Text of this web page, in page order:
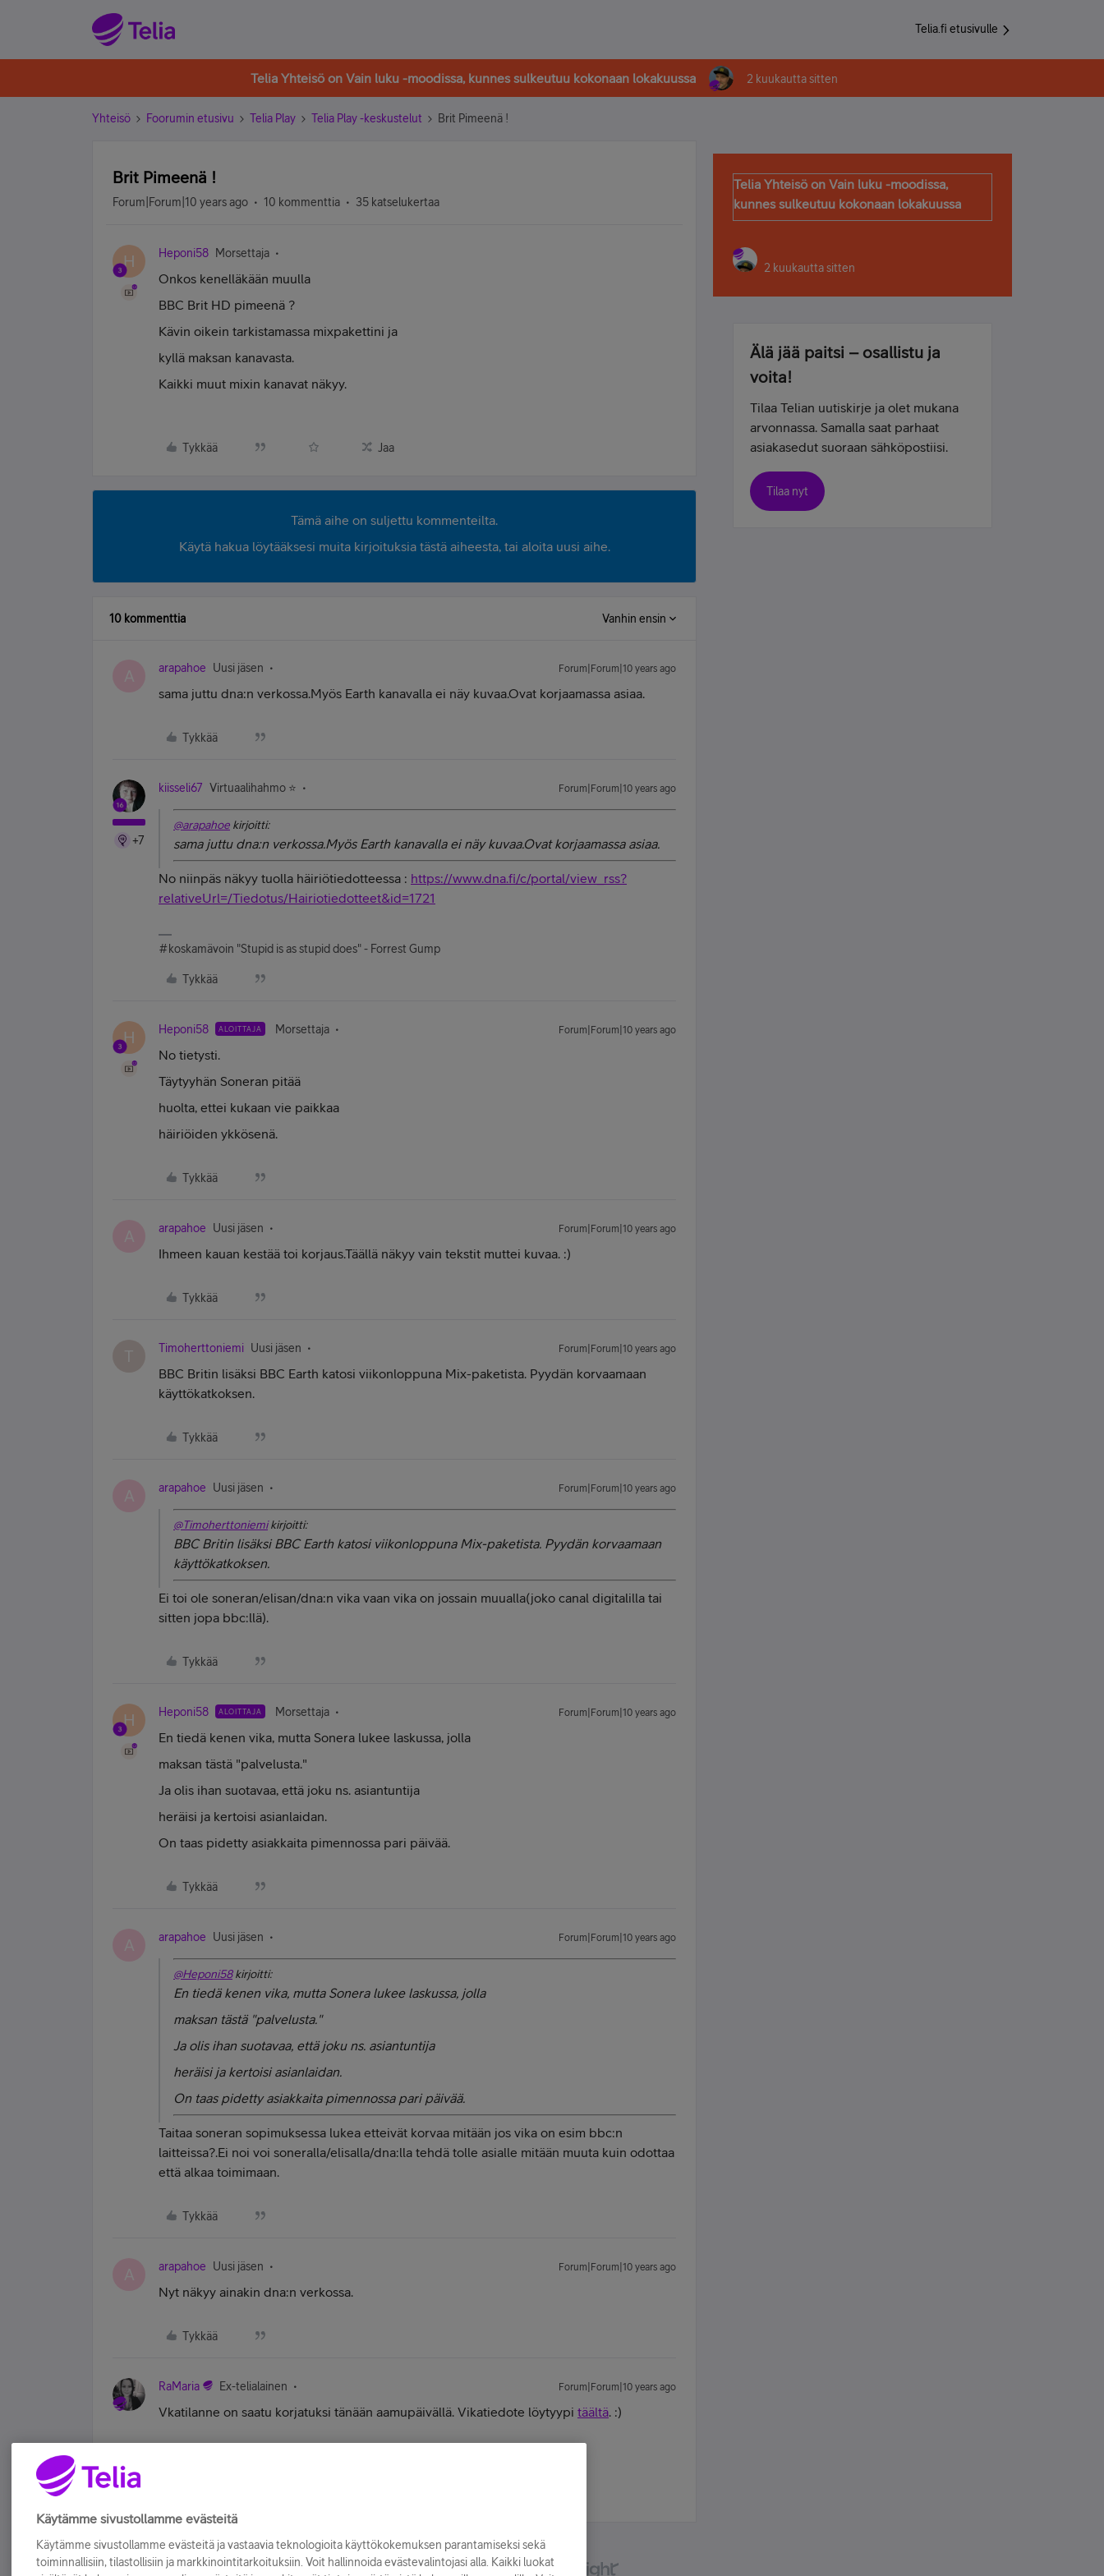
Telia.fi etusivulle
Telia Yhteisö on Vain luku -moodissa, kunnes sulkeutuu kokonaan lokakuussa 2 kuukautta sitten
Yhteisö Foorumin etusivu Telia Play Telia Play -keskustelut Brit Pimeenä !
Brit Pimeenä !
Forum|Forum|10 years ago 10 kommenttia 35 katselukertaa
H Heponi58 Morsettaja
Onkos kenelläkään muulla
BBC Brit HD pimeenä ?
Kävin oikein tarkistamassa mixpakettini ja
kyllä maksan kanavasta.
Kaikki muut mixin kanavat näkyy.
Tykkää Jaa
Tämä aihe on suljettu kommenteilta.
Käytä hakua löytääksesi muita kirjoituksia tästä aiheesta, tai aloita uusi aihe.
10 kommenttia Vanhin ensin
A arapahoe Uusi jäsen Forum|Forum|10 years ago
sama juttu dna:n verkossa.Myös Earth kanavalla ei näy kuvaa.Ovat korjaamassa asiaa.
Tykkää
+7
kiisseli67 Virtuaalihahmo ⭐️ Forum|Forum|10 years ago
@arapahoe kirjoitti:
sama juttu dna:n verkossa.Myös Earth kanavalla ei näy kuvaa.Ovat korjaamassa asiaa.
No niinpäs näkyy tuolla häiriötiedotteessa : https://www.dna.fi/c/portal/view_rss?
relativeUrl=/Tiedotus/Hairiotiedotteet&id=1721
#koskamävoin "Stupid is as stupid does" - Forrest Gump
Tykkää
H Heponi58 ALOITTAJA Morsettaja Forum|Forum|10 years ago
No tietysti.
Täytyyhän Soneran pitää
huolta, ettei kukaan vie paikkaa
häiriöiden ykkösenä.
Tykkää
A arapahoe Uusi jäsen Forum|Forum|10 years ago
Ihmeen kauan kestää toi korjaus.Täällä näkyy vain tekstit muttei kuvaa. :)
Tykkää
T Timoherttoniemi Uusi jäsen Forum|Forum|10 years ago
BBC Britin lisäksi BBC Earth katosi viikonloppuna Mix-paketista. Pyydän korvaamaan
käyttökatkoksen.
Tykkää
A arapahoe Uusi jäsen Forum|Forum|10 years ago
@Timoherttoniemikirjoitti:
BBC Britin lisäksi BBC Earth katosi viikonloppuna Mix-paketista. Pyydän korvaamaan
käyttökatkoksen.
Ei toi ole soneran/elisan/dna:n vika vaan vika on jossain muualla(joko canal digitalilla tai
sitten jopa bbc:llä).
Tykkää
H Heponi58 ALOITTAJA Morsettaja Forum|Forum|10 years ago
En tiedä kenen vika, mutta Sonera lukee laskussa, jolla
maksan tästä "palvelusta."
Ja olis ihan suotavaa, että joku ns. asiantuntija
heräisi ja kertoisi asianlaidan.
On taas pidetty asiakkaita pimennossa pari päivää.
Tykkää
A arapahoe Uusi jäsen Forum|Forum|10 years ago
@Heponi58kirjoitti:
En tiedä kenen vika, mutta Sonera lukee laskussa, jolla
maksan tästä "palvelusta."
Ja olis ihan suotavaa, että joku ns. asiantuntija
heräisi ja kertoisi asianlaidan.
On taas pidetty asiakkaita pimennossa pari päivää.
Taitaa soneran sopimuksessa lukea etteivät korvaa mitään jos vika on esim bbc:n
laitteissa?.Ei noi voi soneralla/elisalla/dna:lla tehdä tolle asialle mitään muuta kuin odottaa
että alkaa toimimaan.
Tykkää
A arapahoe Uusi jäsen Forum|Forum|10 years ago
Nyt näkyy ainakin dna:n verkossa.
Tykkää
RaMaria Ex-telialainen Forum|Forum|10 years ago
Vkatilanne on saatu korjatuksi tänään aamupäivällä. Vikatiedote löytyypi täältä. :)
Telia Yhteisö on Vain luku -moodissa,
kunnes sulkeutuu kokonaan lokakuussa
2 kuukautta sitten
Älä jää paitsi – osallistu ja
voita!
Tilaa Telian uutiskirje ja olet mukana
arvonnassa. Samalla saat parhaat
asiakasedut suoraan sähköpostiisi.
Tilaa nyt
Käytämme sivustollamme evästeitä
Käytämme sivustollamme evästeitä ja vastaavia teknologioita käyttökokemuksen parantamiseksi sekä
toiminnallisiin, tilastollisiin ja markkinointitarkoituksiin. Voit hallinnoida evästevalintojasi alla. Kaikki luokat